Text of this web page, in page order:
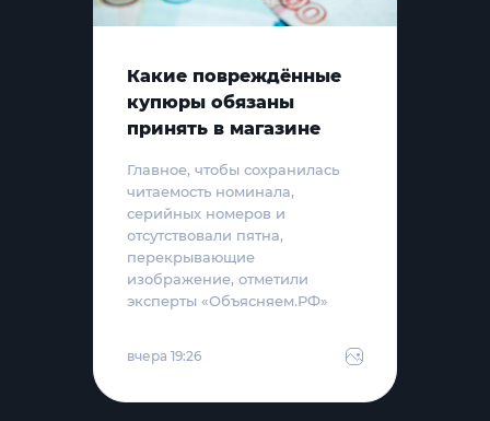
Какие повреждённые
купюры обязаны
принять в магазине
Главное, чтобы сохранилась
читаемость номинала,
серийных номеров и
отсутствовали пятна,
перекрывающие
изображение, отметили
эксперты «Объясняем.РФ»
вчера 19:26